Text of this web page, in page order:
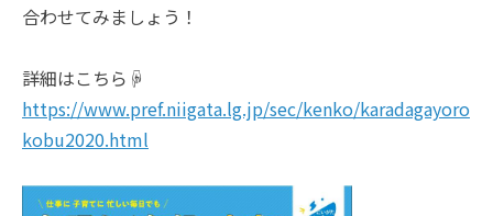
合わせてみましょう！
詳細はこちら☟
https://www.pref.niigata.lg.jp/sec/kenko/karadagayoro
kobu2020.html